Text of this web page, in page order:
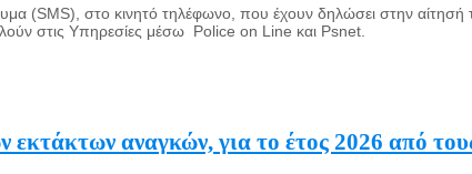
(SMS), στο κινητό τηλέφωνο, που έχουν δηλώσει στην αίτησή
στις Υπηρεσίες μέσω Police on Line και Psnet.
αναγκών, για το έτος 2026 από